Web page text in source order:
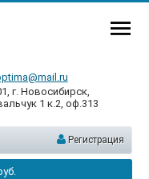
г. Новосибирск,
1 к.2, оф.313
Регистрация